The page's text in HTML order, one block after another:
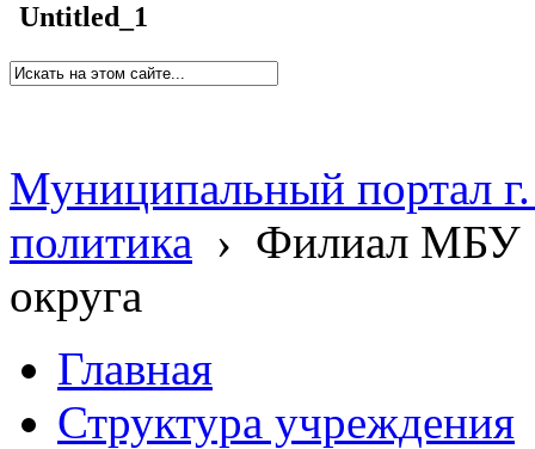
Untitled_1
Муниципальный портал
политика › Филиал МБУ
округа
Главная
Структура учреждения